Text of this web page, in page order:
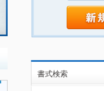
書式検索